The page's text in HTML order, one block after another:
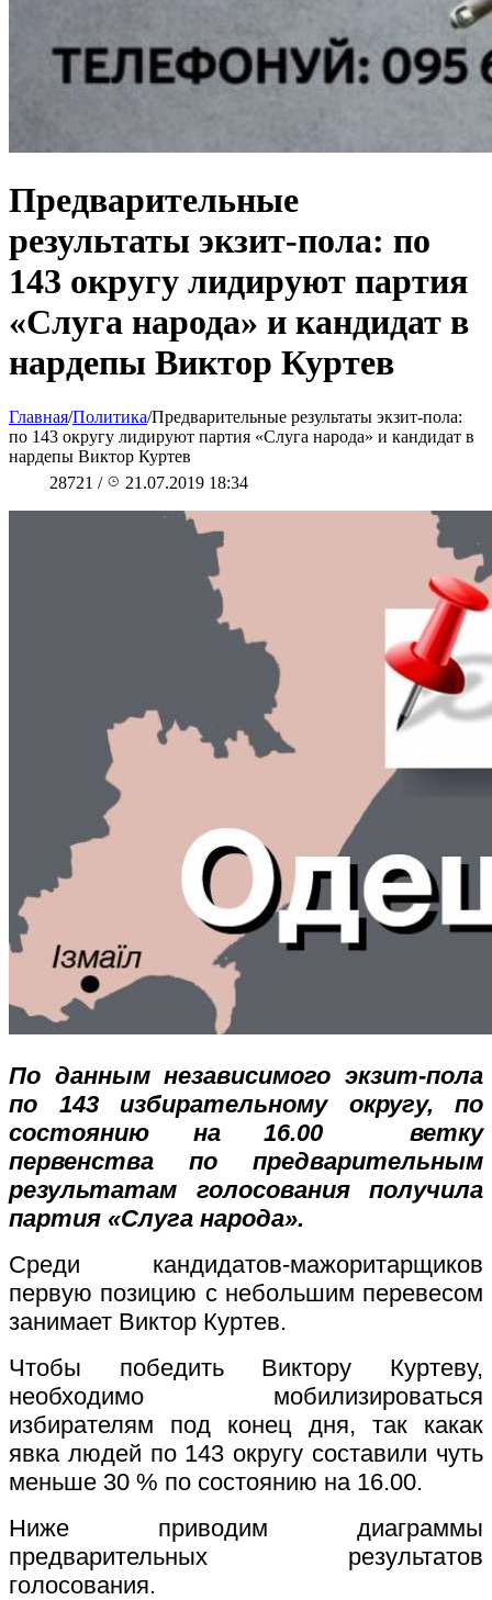
Предварительные
результаты экзит-пола: по
143 округу лидируют партия
«Слуга народа» и кандидат в
нардепы Виктор Куртев
Главная/Политика/Предварительные результаты экзит-пола:
по 143 округу лидируют партия «Слуга народа» и кандидат в
нардепы Виктор Куртев
28721 / 21.07.2019 18:34
По данным независимого экзит-пола
по 143 избирательному округу, по
состоянию на 16.00 ветку
первенства по предварительным
результатам голосования получила
партия «Слуга народа».
Среди кандидатов-мажоритарщиков
первую позицию с небольшим перевесом
занимает Виктор Куртев.
Чтобы победить Виктору Куртеву,
необходимо мобилизироваться
избирателям под конец дня, так какак
явка людей по 143 округу составили чуть
меньше 30 % по состоянию на 16.00.
Ниже приводим диаграммы
предварительных результатов
голосования.